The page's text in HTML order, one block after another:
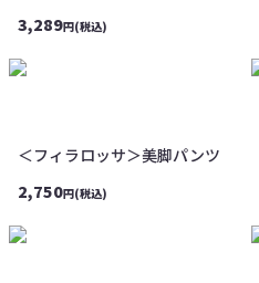
3,289円(税込)
＜フィラロッサ＞美脚パンツ
2,750円(税込)